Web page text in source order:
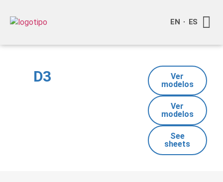
EN ES
D3
Ver
modelos
Ver
modelos
See
sheets